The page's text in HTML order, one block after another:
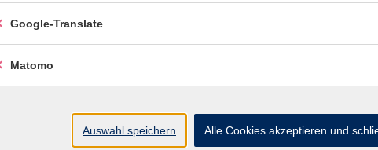
- ab 6 Jahren
- ab 6 Jahren nach Vereinbarung
Google-Translate
Matomo
Auswahl speichern Alle Cookies akzeptieren und